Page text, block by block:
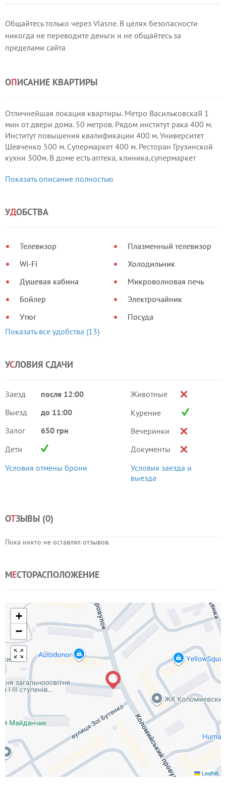
Общайтесь только через Vlasne. В целях безопасности
никогда не переводите деньги и не общайтесь за
пределами сайта
ОПИСАНИЕ КВАРТИРЫ
Отличнейшая локация квартиры. Метро ВасильковскаЯ 1
мин от двери дома. 50 метров. Рядом институт рака 400 м.
Институт повышения квалификации 400 м. Университет
Шевченко 500 м. Супермаркет 400 м. Ресторан Грузинской
кухни 300м. В доме есть аптека, клиника,супермаркет
Показать описание полностью
УДОБСТВА
Телевизор
Wi-Fi
Душевая кабина
Бойлер
Утюг
Плазменный телевизор
Холодильник
Микроволновая печь
Электрочайник
Посуда
Показать все удобства (13)
УСЛОВИЯ СДАЧИ
Заезд
после 12:00
Выезд
до 11:00
Залог
650 грн
Дети
Условия отмены брони
Животные
Курение
Вечеринки
Документы
Условия заезда и
выезда
ОТЗЫВЫ (0)
Пока никто не оставлял отзывов.
МЕСТОРАСПОЛОЖЕНИЕ
+
−
Leaflet